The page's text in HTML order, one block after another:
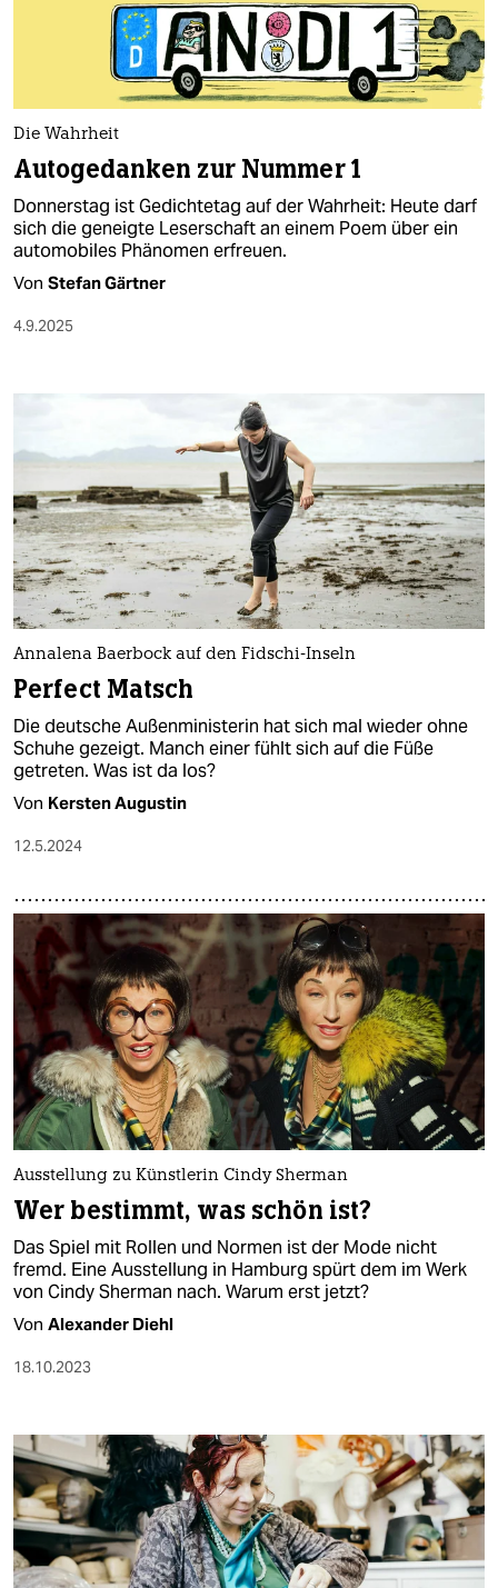
wahrheit
verlag
veranstaltungen
shop
fragen & hilfe
genossenschaft
epaper login
Die Wahrheit
Autogedanken zur Nummer 1
Donnerstag ist Gedichtetag auf der Wahrheit: Heute darf
sich die geneigte Leserschaft an einem Poem über ein
automobiles Phänomen erfreuen.
Von Stefan Gärtner
4.9.2025
Annalena Baerbock auf den Fidschi-Inseln
Perfect Matsch
Die deutsche Außenministerin hat sich mal wieder ohne
Schuhe gezeigt. Manch einer fühlt sich auf die Füße
getreten. Was ist da los?
Von Kersten Augustin
12.5.2024
Ausstellung zu Künstlerin Cindy Sherman
Wer bestimmt, was schön ist?
Das Spiel mit Rollen und Normen ist der Mode nicht
fremd. Eine Ausstellung in Hamburg spürt dem im Werk
von Cindy Sherman nach. Warum erst jetzt?
Von Alexander Diehl
18.10.2023